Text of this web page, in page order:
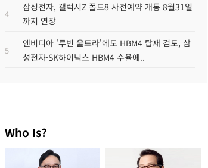
4
삼성전자, 갤럭시Z 폴드8 사전예약 개통 8월31일
까지 연장
5
엔비디아 '루빈 울트라'에도 HBM4 탑재 검토, 삼
성전자·SK하이닉스 HBM4 수율에..
Who Is?